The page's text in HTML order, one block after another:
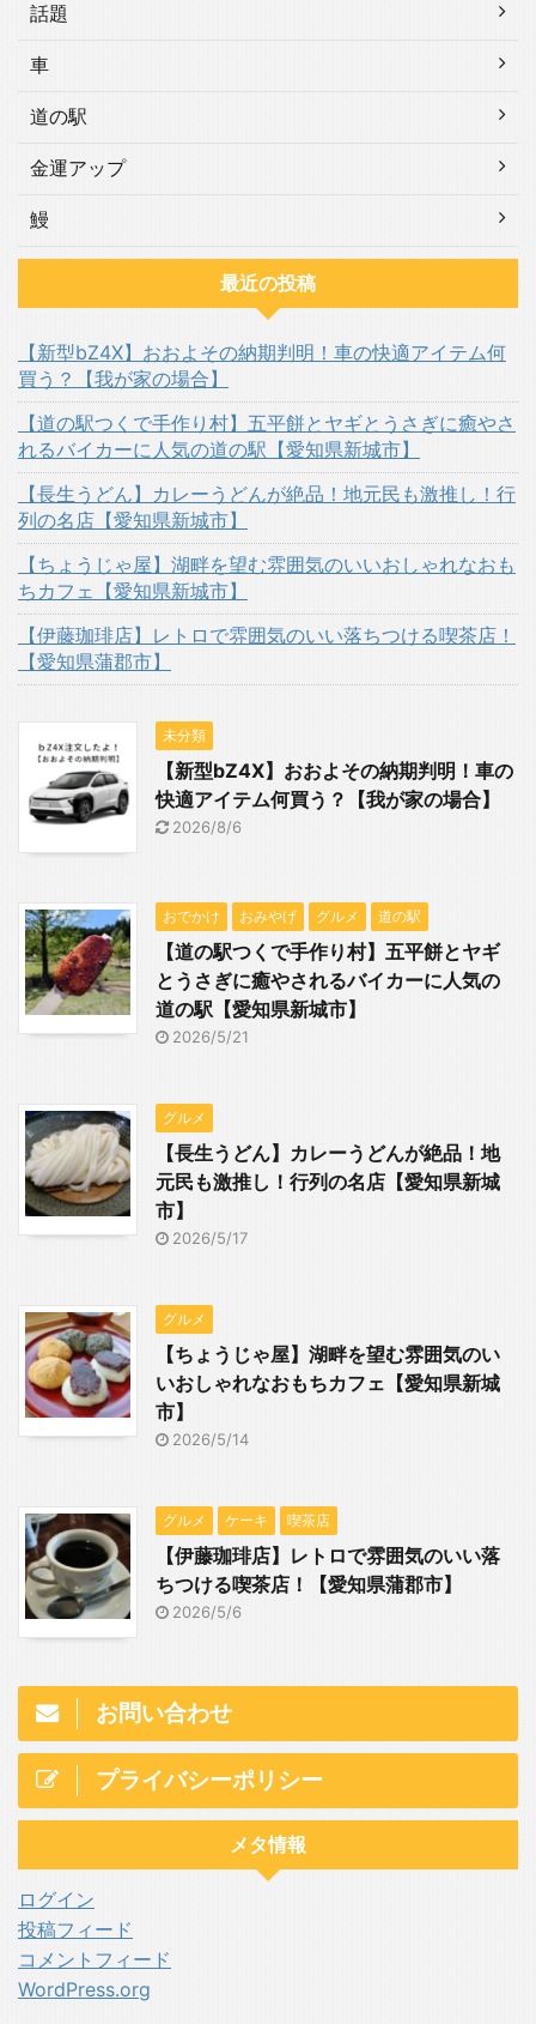
話題
車
道の駅
金運アップ
鰻
最近の投稿
【新型bZ4X】おおよその納期判明！車の快適アイテム何
買う？【我が家の場合】
【道の駅つくで手作り村】五平餅とヤギとうさぎに癒やさ
れるバイカーに人気の道の駅【愛知県新城市】
【長生うどん】カレーうどんが絶品！地元民も激推し！行
列の名店【愛知県新城市】
【ちょうじゃ屋】湖畔を望む雰囲気のいいおしゃれなおも
ちカフェ【愛知県新城市】
【伊藤珈琲店】レトロで雰囲気のいい落ちつける喫茶店！
【愛知県蒲郡市】
未分類
【新型bZ4X】おおよその納期判明！車の
快適アイテム何買う？【我が家の場合】
2026/8/6
おでかけ おみやげ グルメ 道の駅
【道の駅つくで手作り村】五平餅とヤギ
とうさぎに癒やされるバイカーに人気の
道の駅【愛知県新城市】
2026/5/21
グルメ
【長生うどん】カレーうどんが絶品！地
元民も激推し！行列の名店【愛知県新城
市】
2026/5/17
グルメ
【ちょうじゃ屋】湖畔を望む雰囲気のい
いおしゃれなおもちカフェ【愛知県新城
市】
2026/5/14
グルメ ケーキ 喫茶店
【伊藤珈琲店】レトロで雰囲気のいい落
ちつける喫茶店！【愛知県蒲郡市】
2026/5/6
お問い合わせ
プライバシーポリシー
メタ情報
ログイン
投稿フィード
コメントフィード
WordPress.org